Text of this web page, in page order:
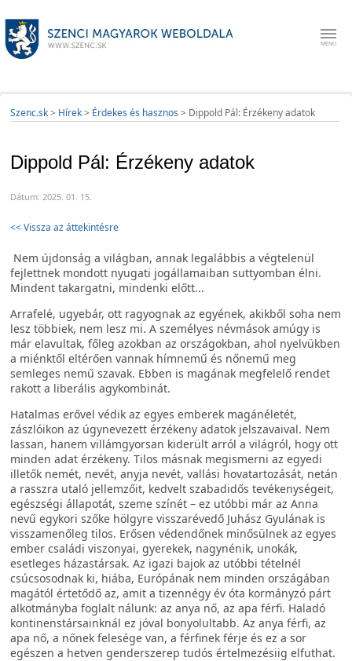
Szenc.sk> Hírek> Érdekes és hasznos > Dippold Pál: Érzékeny adatok
Dippold Pál: Érzékeny adatok
Dátum: 2025. 01. 15.
<< Vissza az áttekintésre
Nem újdonság a világban, annak legalábbis a végtelenül
fejlettnek mondott nyugati jogállamaiban suttyomban élni.
Mindent takargatni, mindenki előtt...
Arrafelé, ugyebár, ott ragyognak az egyének, akikből soha nem
lesz többiek, nem lesz mi. A személyes névmások amúgy is
már elavultak, főleg azokban az országokban, ahol nyelvükben
a miénktől eltérően vannak hímnemű és nőnemű meg
semleges nemű szavak. Ebben is magának megfelelő rendet
rakott a liberális agykombinát.
Hatalmas erővel védik az egyes emberek magánéletét,
zászlóikon az úgynevezett érzékeny adatok jelszavaival. Nem
lassan, hanem villámgyorsan kiderült arról a világról, hogy ott
minden adat érzékeny. Tilos másnak megismerni az egyedi
illetők nemét, nevét, anyja nevét, vallási hovatartozását, netán
a rasszra utaló jellemzőit, kedvelt szabadidős tevékenységeit,
egészségi állapotát, szeme színét – ez utóbbi már az Anna
nevű egykori szőke hölgyre visszarévedő Juhász Gyulának is
visszamenőleg tilos. Erősen védendőnek minősülnek az egyes
ember családi viszonyai, gyerekek, nagynénik, unokák,
esetleges házastársak. Az igazi bajok az utóbbi tételnél
csúcsosodnak ki, hiába, Európának nem minden országában
magától értetődő az, amit a tizennégy év óta kormányzó párt
alkotmányba foglalt nálunk: az anya nő, az apa férfi. Haladó
kontinenstársainknál ez jóval bonyolultabb. Az anya férfi, az
apa nő, a nőnek felesége van, a férfinek férje és ez a sor
egészen a hetven genderszerep tudós értelmezésiig elfuthat.